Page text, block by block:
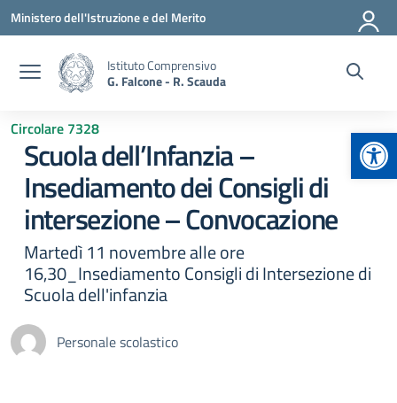
Vai ai contenuti
Vai al menu di navigazione
Vai al footer
Ministero dell'Istruzione e del Merito
Istituto Comprensivo
G. Falcone - R. Scauda
Circolare 7328
Scuola dell’Infanzia –
Insediamento dei Consigli di
intersezione – Convocazione
Martedì 11 novembre alle ore
16,30_Insediamento Consigli di Intersezione di
Scuola dell'infanzia
Personale scolastico